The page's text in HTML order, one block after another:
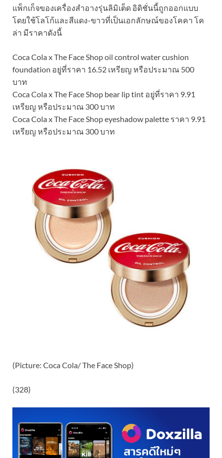
แพ็กเก็จของเครื่องสำอางรุ่นลิมิเต็ด อิดิชั่นนี้ถูกออกแบบ
โดยใช้โลโก้และสีแดง-ขาวที่เป็นเอกลักษณ์ของโคคา โค
ล่า มีราคาดังนี้
Coca Cola x The Face Shop oil control water cushion
foundation อยู่ที่ราคา 16.52 เหรียญ หรือประมาณ 500
บาท
Coca Cola x The Face Shop bear lip tint อยู่ที่ราคา 9.91
เหรียญ หรือประมาณ 300 บาท
Coca Cola x The Face Shop eyeshadow palette ราคา 9.91
เหรียญ หรือประมาณ 300 บาท
(Picture: Coca Cola/ The Face Shop)
(328)